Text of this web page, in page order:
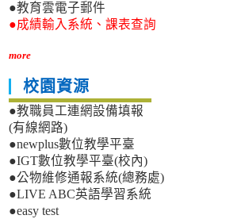
●教育雲電子郵件
●成績輸入系統、課表查詢
more
校園資源
●教職員工連網設備填報
(有線網路)
●newplus數位教學平臺
●IGT數位教學平臺(校內)
●公物維修通報系統(總務處)
●LIVE ABC英語學習系統
●easy test